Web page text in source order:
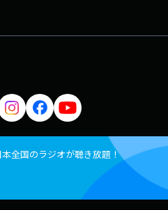
全国のラジオが聴き放題！